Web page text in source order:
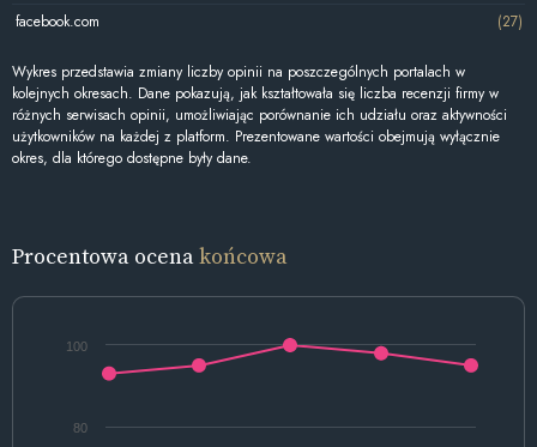
facebook.com
(27)
Wykres przedstawia zmiany liczby opinii na poszczególnych portalach w
kolejnych okresach. Dane pokazują, jak kształtowała się liczba recenzji firmy w
różnych serwisach opinii, umożliwiając porównanie ich udziału oraz aktywności
użytkowników na każdej z platform. Prezentowane wartości obejmują wyłącznie
okres, dla którego dostępne były dane.
Procentowa ocenakońcowa
80
100